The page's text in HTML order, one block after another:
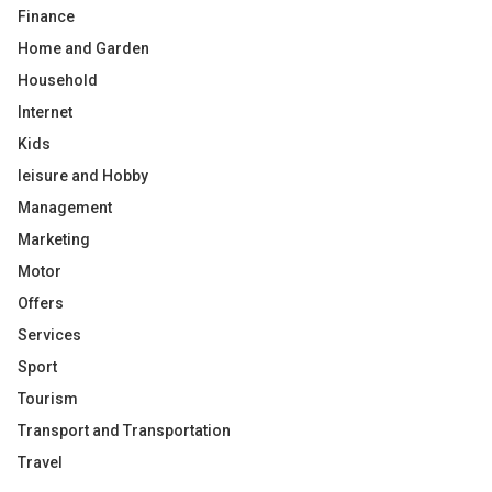
Finance
Home and Garden
Household
Internet
Kids
leisure and Hobby
Management
Marketing
Motor
Offers
Services
Sport
Tourism
Transport and Transportation
Travel